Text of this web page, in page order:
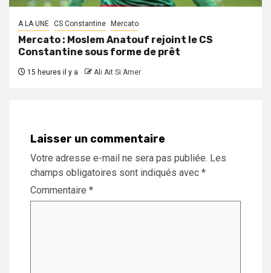
A LA UNE CS Constantine Mercato
Mercato : Moslem Anatouf rejoint le CS
Constantine sous forme de prêt
15 heures il y a Ali Ait Si Amer
Laisser un commentaire
Votre adresse e-mail ne sera pas publiée. Les
champs obligatoires sont indiqués avec *
Commentaire *